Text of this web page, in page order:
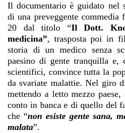
Il documentario è guidato nel
di una preveggente commedia
20 dal titolo “Il Dott.
medicina”, trasposta poi in
storia di un medico senza
paesino di gente tranquilla e,
scientifici, convince tutta la
da svariate malattie. Nel giro
mettendo a letto mezzo
conto in banca e di quello del
che “non esiste gente sana,
malata”.